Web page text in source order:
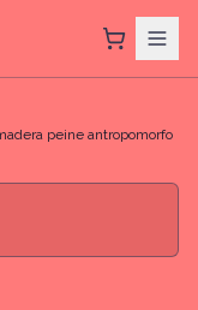
peine antropomorfo